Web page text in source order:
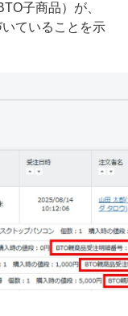
子商品）が、
ていることを示